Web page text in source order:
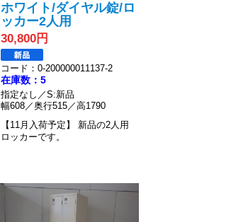
ホワイト/ダイヤル錠/ロ
ッカー2人用
30,800円
コード：0-200000011137-2
在庫数：5
指定なし／S:新品
幅608／奥行515／高1790
【11月入荷予定】
新品の2人用
ロッカーです。